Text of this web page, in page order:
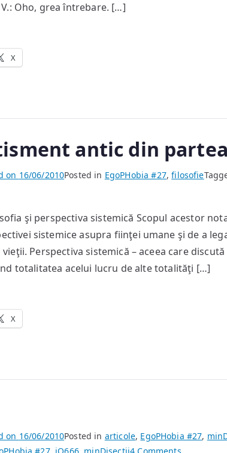
Oho, grea întrebare. […]
X
antic din
on 16/06/2010Posted in EgoPHobia #27,filosofie
şi perspectiva sistemică Scopul acestor
sistemice asupra fiinţei umane şi de a
Perspectiva sistemică – aceea care
totalitatea acelui lucru de alte totalităţi […]
X
on 16/06/2010Posted in articole, EgoPHobia #27,
on